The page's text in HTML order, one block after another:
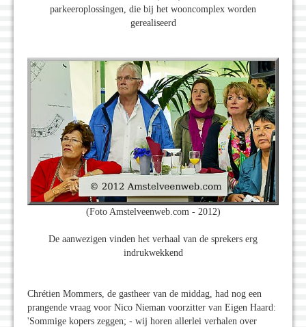
parkeeroplossingen, die bij het wooncomplex worden
gerealiseerd
(Foto Amstelveenweb.com - 2012)
De aanwezigen vinden het verhaal van de sprekers erg
indrukwekkend
Chrétien Mommers, de gastheer van de middag, had nog een
prangende vraag voor Nico Nieman voorzitter van Eigen Haard:
'Sommige kopers zeggen; - wij horen allerlei verhalen over